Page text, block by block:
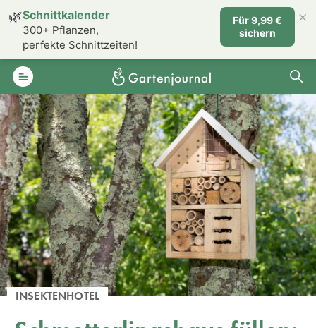
INSEKTENHOTEL
🌿Schnittkalender
300+ Pflanzen,
perfekte Schnittzeiten!
Für 9,99 €
sichern
×